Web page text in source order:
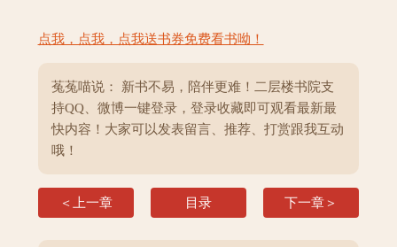
点我，点我，点我送书券免费看书呦！
菟菟喵说： 新书不易，陪伴更难！二层楼书院支
持QQ、微博一键登录，登录收藏即可观看最新最
快内容！大家可以发表留言、推荐、打赏跟我互动
哦！
＜上一章 目录 下一章＞